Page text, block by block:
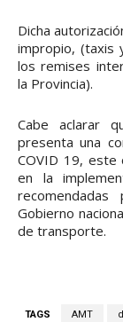
Dicha
impropio, (taxis
los remises
la Provincia).
Cabe aclarar
presenta una
COVID 19, este
en la
Gobierno
de transporte.
TAGS AMT